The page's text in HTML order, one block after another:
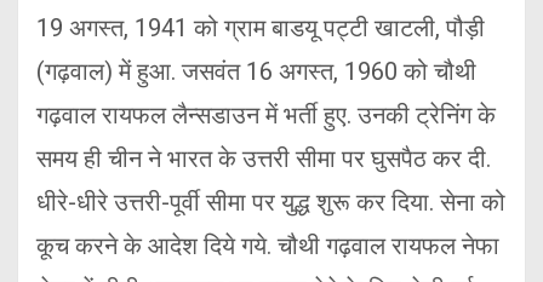
19 अगस्त, 1941 को ग्राम बाडयू पट्टी खाटली, पौड़ी
(गढ़वाल) में हुआ. जसवंत 16 अगस्त, 1960 को चौथी
गढ़वाल रायफल लैन्सडाउन में भर्ती हुए. उनकी ट्रेनिंग के
समय ही चीन ने भारत के उत्तरी सीमा पर घुसपैठ कर दी.
धीरे-धीरे उत्तरी-पूर्वी सीमा पर युद्ध शुरू कर दिया. सेना को
कूच करने के आदेश दिये गये. चौथी गढ़वाल रायफल नेफा